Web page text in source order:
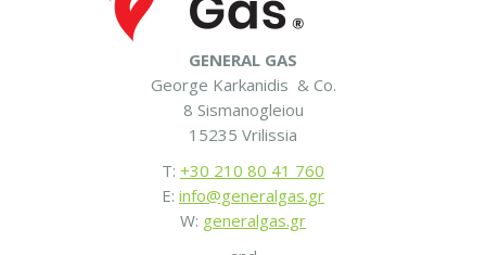
GENERAL GAS
George Karkanidis & Co.
8 Sismanogleiou
15235 Vrilissia
T: +30 210 80 41 760
E: info@generalgas.gr
W: generalgas.gr